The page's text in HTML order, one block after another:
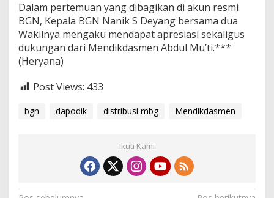
Dalam pertemuan yang dibagikan di akun resmi
BGN, Kepala BGN Nanik S Deyang bersama dua
Wakilnya mengaku mendapat apresiasi sekaligus
dukungan dari Mendikdasmen Abdul Mu’ti.***
(Heryana)
Post Views: 433
bgn dapodik distribusi mbg Mendikdasmen
Ikuti Kami